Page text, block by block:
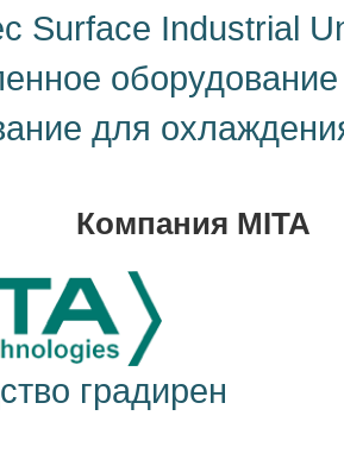
Surface Industrial
оборудование
для
Компания MITA
градирен